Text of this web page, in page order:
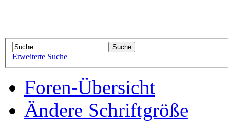
Erweiterte Suche
Foren-Übersicht
Ändere Schriftgröße